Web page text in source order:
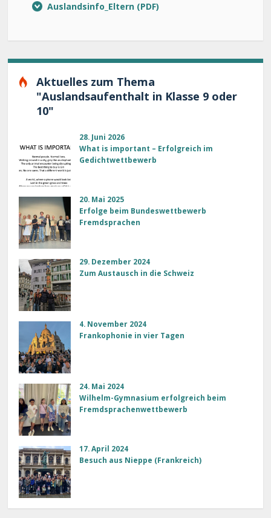
Auslandsinfo_Eltern
Aktuelles zum Thema
"Auslandsaufenthalt in Klasse 9 oder
10"
28. Juni 2026
What is important – Erfolgreich im
Gedichtwettbewerb
20. Mai 2025
Erfolge beim Bundeswettbewerb
Fremdsprachen
29. Dezember 2024
Zum Austausch in die Schweiz
4. November 2024
Frankophonie in vier Tagen
24. Mai 2024
Wilhelm-Gymnasium erfolgreich beim
Fremdsprachenwettbewerb
17. April 2024
Besuch aus Nieppe (Frankreich)